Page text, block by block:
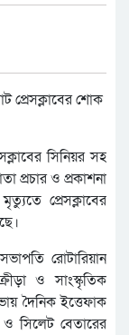
সিনিয়র সহ
প্রচার ও প্রকাশনা
প্রেসক্লাবের
রোটারিয়ান
ও সাংস্কৃতিক
দৈনিক ইত্তেফাক
ও সিলেট বেতারের